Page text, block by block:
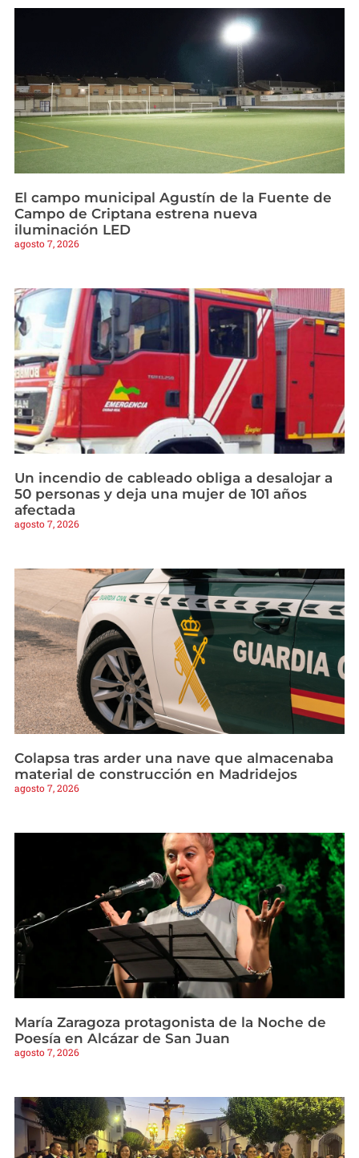
El campo municipal Agustín de la Fuente de
Campo de Criptana estrena nueva
iluminación LED
agosto 7, 2026
Un incendio de cableado obliga a desalojar a
50 personas y deja una mujer de 101 años
afectada
agosto 7, 2026
Colapsa tras arder una nave que almacenaba
material de construcción en Madridejos
agosto 7, 2026
María Zaragoza protagonista de la Noche de
Poesía en Alcázar de San Juan
agosto 7, 2026